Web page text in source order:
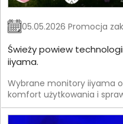
05.05.2026 Promocja
Świeży powiew
iiyama.
Wybrane monitory iiyama
komfort użytkowania i
rozwiązanie na nowy
robi różnicę od pierwszego